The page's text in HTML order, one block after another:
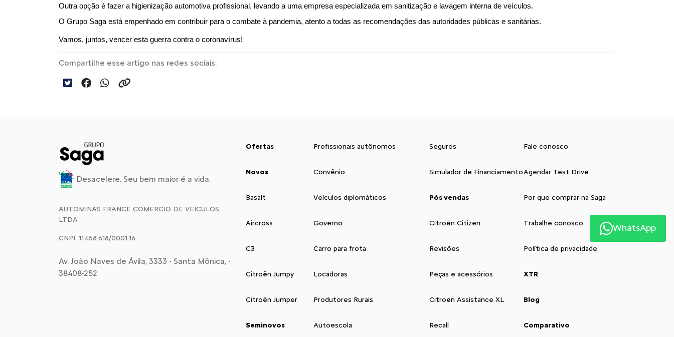
Outra opção é fazer a higienização automotiva profissional, levando a uma empresa especializada em sanitização e lavagem interna de veículos.
O Grupo Saga está empenhado em contribuir para o combate à pandemia, atento a todas as recomendações das autoridades públicas e sanitárias.
Vamos, juntos, vencer esta guerra contra o coronavírus!
Compartilhe esse artigo nas redes sociais:
Desacelere. Seu bem maior é a vida.
AUTOMINAS FRANCE COMERCIO DE VEICULOS
LTDA
CNPJ: 11.458.618/0001-16
Av. João Naves de Ávila, 3333 - Santa Mônica, -
38408-252
Ofertas
Novos
Basalt
Aircross
C3
Citroën Jumpy
Citroën Jumper
Seminovos
Profissionais autônomos
Convênio
Veículos diplomáticos
Governo
Carro para frota
Locadoras
Produtores Rurais
Autoescola
Seguros
Simulador de Financiamento
Pós vendas
Citroën Citizen
Revisões
Peças e acessórios
Citroën Assistance XL
Recall
Fale conosco
Agendar Test Drive
Por que comprar na Saga
Trabalhe conosco
Política de privacidade
XTR
Blog
Comparativo
WhatsApp